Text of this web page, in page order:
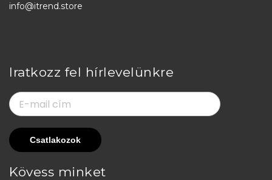
info@itrend.store
Iratkozz fel hírlevelünkre
Kövess minket